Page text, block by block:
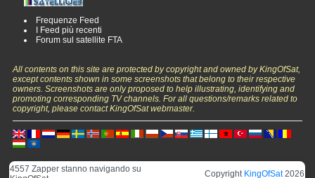
Frequenze Feed
I Feed più recenti
Forum sul satellite FTA
All contents on this site are protected by copyright and owned by KingOfSat,
except contents shown in some screenshots that belong to their respective
owners. Screenshots are only proposed to help illustrating, identifying and
promoting corresponding TV channels. For all questions/remarks related to
copyright, please contact KingOfSat webmaster.
4557 Zapper stanno navigando su
Copyright KingOfSat2026